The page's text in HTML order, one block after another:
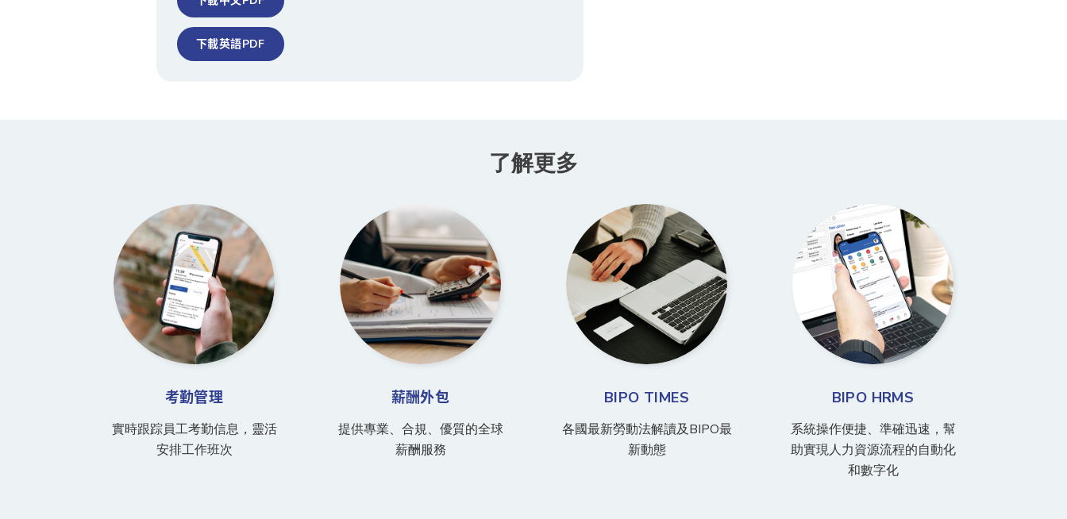
下載英語PDF
了解更多
考勤管理
實時跟踪員工考勤信息，靈活
安排工作班次
薪酬外包
提供專業、合規、優質的全球
薪酬服務
BIPO TIMES
各國最新勞動法解讀及BIPO最
新動態
BIPO HRMS
系統操作便捷、準確迅速，幫
助實現人力資源流程的自動化
和數字化